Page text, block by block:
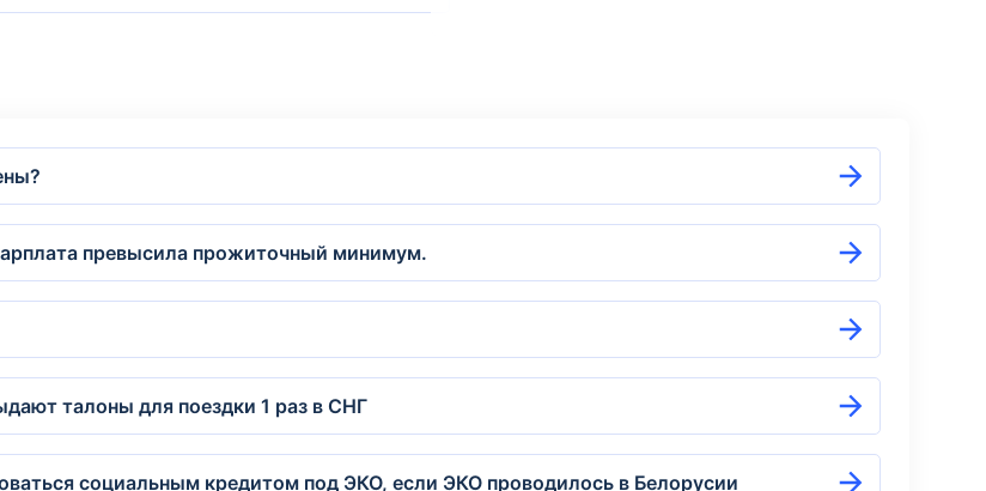
превысила прожиточный минимум.
талоны для поездки 1 раз в СНГ
социальным кредитом под ЭКО, если ЭКО проводилось в Белорусии